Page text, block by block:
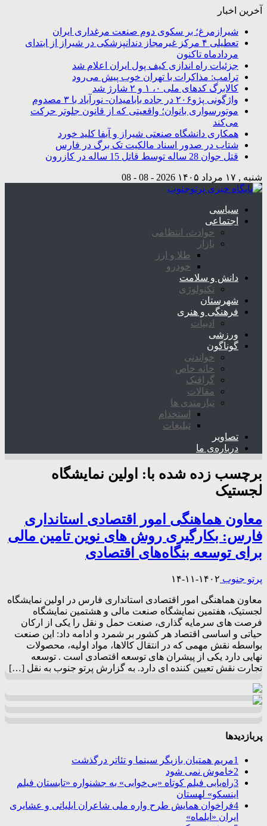
آخرین اخبار
شیرازمرغ؛ بر سکوی دوم صنعت مرغداری ایران
تعطیلی ۴ مرکز غیرمجاز دندانپزشکی در شیراز از ابتدای
مردادماه تاکنون
جزئیات راه اندازی کیف پول ایران اعلام شد
ترامپ: مذاکرات با تهران خوب پیش می‌رود
کالابرگ کدهای ملی ۰، ۱ و ۲ شارژ شد
واژگونی پژو۲۰۶ در جاده بابامیدان- نورآباد با ۳ مصدوم
موتورسواری بانوان؛ واقعیتی که از قانون جلوتر حرکت
می‌کند
همکاری دانشگاه صنعتی شیراز و آبفا کلید خورد
شتاب در صدور اسناد مالکیت تک برگ در فارس
قتل جوان 28 ساله توسط قاتل 15 ساله در کازرون
شنبه , ۱۷ مرداد ۱۴۰۵ 2026 - 08 - 08
سیاسی
اجتماعی
حوادث، انتظامی
بازار
طلا و ارز
خودرو
دانش و سلامت
تکنولوژی
شهرستان
فرهنگی و هنری
ادبیات
ورزشی
گوناگون
خواندنی
خانه خاص
گرافیک
مقالات
نیازمندی ها
استخدام
تبلیغات
تصاویر
درباره‌ی ما
برچسب زده شده با:
اولین نمایشگاه
لجستیک
معاون هماهنگی امور اقتصادی استانداری
فارس: بکارگیری روش های نوین تامین مالی
برای توسعه بنگاه‌های اقتصادی
پرتو جنوب ۱۴۰۲-۱۱-۱۴
معاون هماهنگی امور اقتصادی استانداری فارس در اولین نمایشگاه
لجستیک، هفتمین نمایشگاه صنعت مالی و هشتمین نمایشگاه
فرصت های سرمایه گذاری، صنعت حمل و نقل را یکی از ارکان
حیاتی و اساسی اقتصاد هر کشور بر شمرد و ادامه داد: این صنعت
بواسطه نقش مهمی که در انتقال کالاها، مواد اولیه، محصولات
نهایی دارد یکی از پیشران های توسعه اقتصادی است . توسعه
تجارت نقش تعیین کننده ای دارد. به گزارش پرتو جنوب به نقل […]
پربازدیدها
1مریم همتیان بازیگر سینما و تئاتر درگذشت
2خاموش نمی شود
3راه‌یابی فیلم کوتاه «بی‌خوابی» به جشنواره «تابستان فیلم
اینسکو» لهستان
4فراخوان همایش طرح واره ملی شاعران ایلیاتی و عشایری
ایران «ایلماه»